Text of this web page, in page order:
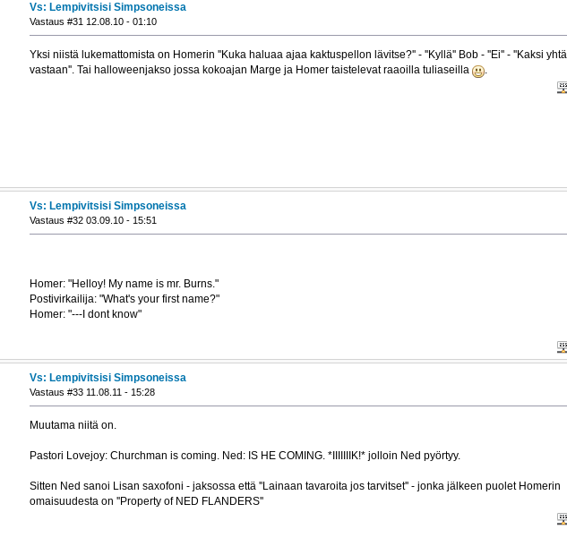
Vs: Lempivitsisi Simpsoneissa
Vastaus #31 12.08.10 - 01:10
Yksi niistä lukemattomista on Homerin ''Kuka haluaa ajaa kaktuspellon lävitse?'' - ''Kyllä'' Bob - ''Ei'' - ''Kaksi yhtä
vastaan''. Tai halloweenjakso jossa kokoajan Marge ja Homer taistelevat raaoilla tuliaseilla
.
Vs: Lempivitsisi Simpsoneissa
Vastaus #32 03.09.10 - 15:51
Homer: "Helloy! My name is mr. Burns."
Postivirkailija: "What's your first name?"
Homer: "---I dont know"
Vs: Lempivitsisi Simpsoneissa
Vastaus #33 11.08.11 - 15:28
Muutama niitä on.
Pastori Lovejoy: Churchman is coming. Ned: IS HE COMING. *IIIIIIIK!* jolloin Ned pyörtyy.
Sitten Ned sanoi Lisan saxofoni - jaksossa että ''Lainaan tavaroita jos tarvitset'' - jonka jälkeen puolet Homerin
omaisuudesta on ''Property of NED FLANDERS''